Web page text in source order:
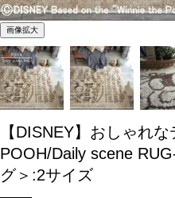
画像拡大
【DISNEY】おしゃれ
POOH/Daily scene
グ＞:2サイズ